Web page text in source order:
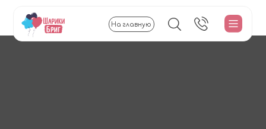
На главную